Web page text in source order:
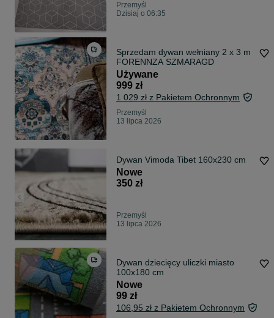
Przemyśl
Dzisiaj o 06:35
Sprzedam dywan wełniany 2 x 3 m
FORENNZA SZMARAGD
Używane
999 zł
1 029 zł z Pakietem Ochronnym
Przemyśl
13 lipca 2026
Dywan Vimoda Tibet 160x230 cm
Nowe
350 zł
Przemyśl
13 lipca 2026
Dywan dziecięcy uliczki miasto
100x180 cm
Nowe
99 zł
106,95 zł z Pakietem Ochronnym